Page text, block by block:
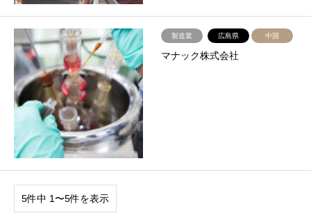
製造業 広島県 中国
マナック株式会社
5件中 1〜5件を表示